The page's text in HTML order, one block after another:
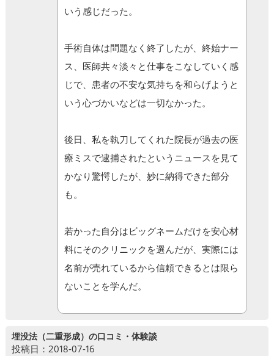
いう感じだった。
手術自体は問題なく終了したが、終始ナー
ス、医師共々淡々と仕事をこなしていく感
じで、患者の不安な気持ちを和らげようと
いう心づかいなどは一切なかった。
後日、私を執刀してくれた院長が過去の医
療ミスで逮捕されたというニュースを見て
かなり驚愕したが、妙に納得できた部分
も。
若かった自分はビッグネームだけを安心材
料にそのクリニックを選んだが、実際には
名前が売れているから信頼できるとは限ら
ないことを学んだ。
埋没法（二重形成）の口コミ・体験談
投稿日：2018-07-16